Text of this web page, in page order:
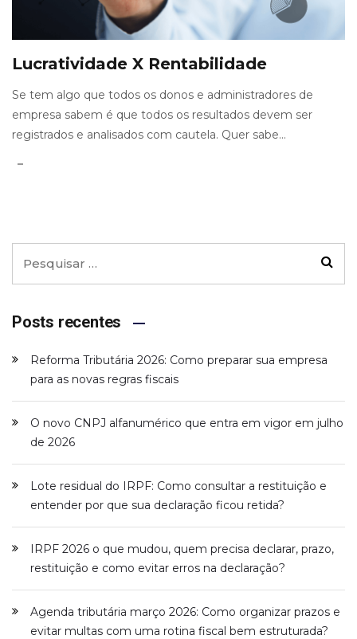
Lucratividade X Rentabilidade
Se tem algo que todos os donos e administradores de
empresa sabem é que todos os resultados devem ser
registrados e analisados com cautela. Quer sabe...
Posts recentes
Reforma Tributária 2026: Como preparar sua empresa
para as novas regras fiscais
O novo CNPJ alfanumérico que entra em vigor em julho
de 2026
Lote residual do IRPF: Como consultar a restituição e
entender por que sua declaração ficou retida?
IRPF 2026 o que mudou, quem precisa declarar, prazo,
restituição e como evitar erros na declaração?
Agenda tributária março 2026: Como organizar prazos e
evitar multas com uma rotina fiscal bem estruturada?